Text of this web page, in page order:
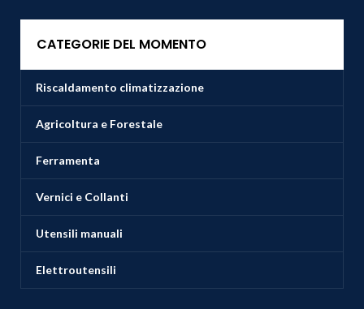
CATEGORIE DEL MOMENTO
Riscaldamento climatizzazione
Agricoltura e Forestale
Ferramenta
Vernici e Collanti
Utensili manuali
Elettroutensili